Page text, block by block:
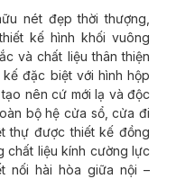
nét đẹp thời thượng,
kế hình khối vuông
và chất liệu thân thiện
đặc biệt với hình hộp
nên cứ mới lạ và độc
bộ hệ cửa sổ, cửa đi
thự được thiết kế đồng
chất liệu kính cường lực
nối hài hòa giữa nội –